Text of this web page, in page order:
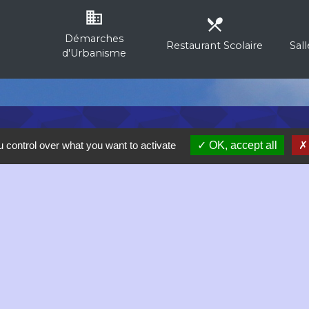
business
Démarches
d'Urbanisme
local_dining
Restaurant Scolaire
over what you want to activate OK, accept all